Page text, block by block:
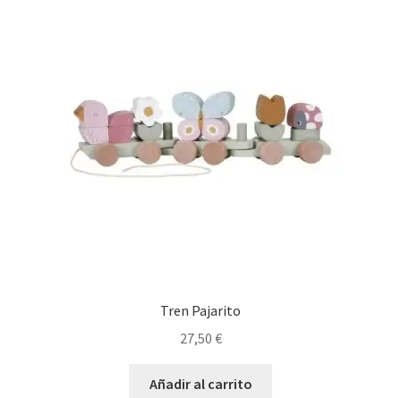
Tren Pajarito
27,50 €
Añadir al carrito